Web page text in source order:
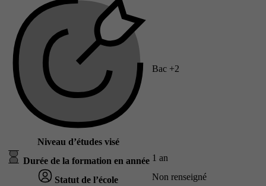
Niveau d’études visé
Bac +2
Durée de la formation en année 1 an
Statut de l’école Non renseigné